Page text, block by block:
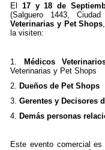
El 17 y 18 de
(Salguero 1443,
Veterinarias y Pet Shops
la visiten:
Médicos
Veterinarias y Pet Shops
Dueños de Pet Shops
Gerentes y Decisores
Demás personas
Este evento comercial